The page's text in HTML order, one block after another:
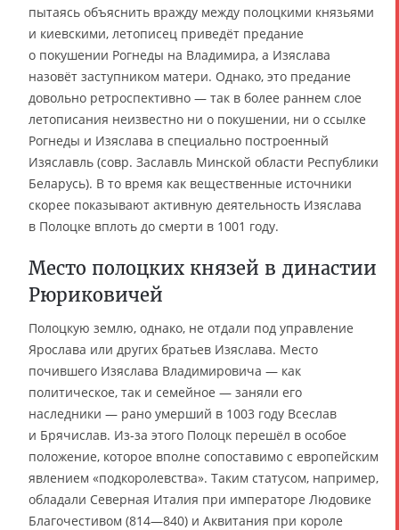
пытаясь объяснить вражду между полоцкими князьями
и киевскими, летописец приведёт предание
о покушении Рогнеды на Владимира, а Изяслава
назовёт заступником матери. Однако, это предание
довольно ретроспективно — так в более раннем слое
летописания неизвестно ни о покушении, ни о ссылке
Рогнеды и Изяслава в специально построенный
Изяславль (совр. Заславль Минской области Республики
Беларусь). В то время как вещественные источники
скорее показывают активную деятельность Изяслава
в Полоцке вплоть до смерти в 1001 году.
Место полоцких князей в династии
Рюриковичей
Полоцкую землю, однако, не отдали под управление
Ярослава или других братьев Изяслава. Место
почившего Изяслава Владимировича — как
политическое, так и семейное — заняли его
наследники — рано умерший в 1003 году Всеслав
и Брячислав. Из-за этого Полоцк перешёл в особое
положение, которое вполне сопоставимо с европейским
явлением «подкоролевства». Таким статусом, например,
обладали Северная Италия при императоре Людовике
Благочестивом (814—840) и Аквитания при короле